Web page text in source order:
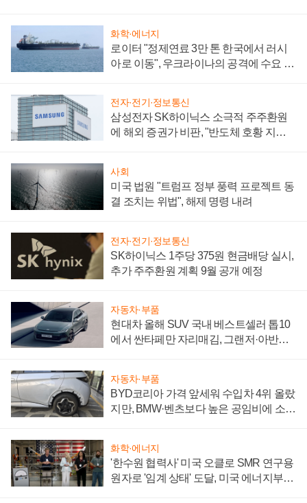
화학·에너지
로이터 "정제연료 3만 톤 한국에서 러시
아로 이동", 우크라이나의 공격에 수요 늘
전자·전기·정보통신
삼성전자 SK하이닉스 소극적 주주환원
에 해외 증권가 비판, "반도체 호황 지속
사회
미국 법원 "트럼프 정부 풍력 프로젝트 동
결 조치는 위법", 해제 명령 내려
전자·전기·정보통신
SK하이닉스 1주당 375원 현금배당 실시,
추가 주주환원 계획 9월 공개 예정
자동차·부품
현대차 올해 SUV 국내 베스트셀러 톱10
에서 싼타페만 자리매김, 그랜저·아반떼
자동차·부품
BYD코리아 가격 앞세워 수입차 4위 올랐
지만, BMW·벤츠보다 높은 공임비에 소비
화학·에너지
'한수원 협력사' 미국 오클로 SMR 연구용
원자로 '임계 상태' 도달, 미국 에너지부